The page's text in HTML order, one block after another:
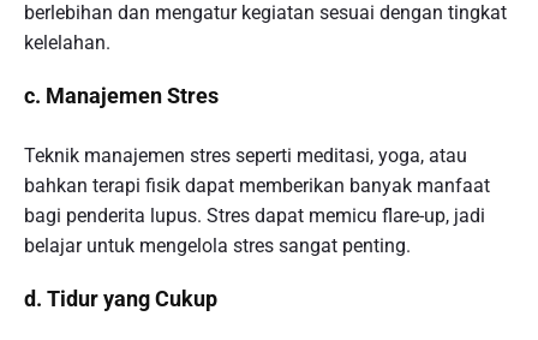
berlebihan dan mengatur kegiatan sesuai dengan tingkat
kelelahan.
c. Manajemen Stres
Teknik manajemen stres seperti meditasi, yoga, atau
bahkan terapi fisik dapat memberikan banyak manfaat
bagi penderita lupus. Stres dapat memicu flare-up, jadi
belajar untuk mengelola stres sangat penting.
d. Tidur yang Cukup